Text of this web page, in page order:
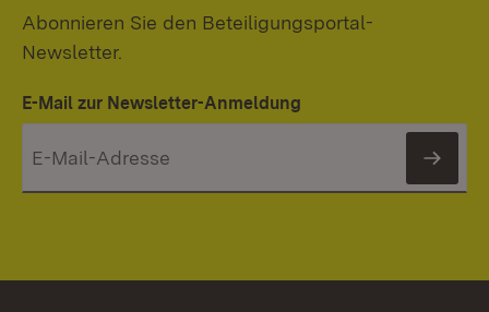
Abonnieren Sie den Beteiligungsportal-
Newsletter.
E-Mail zur Newsletter-Anmeldung